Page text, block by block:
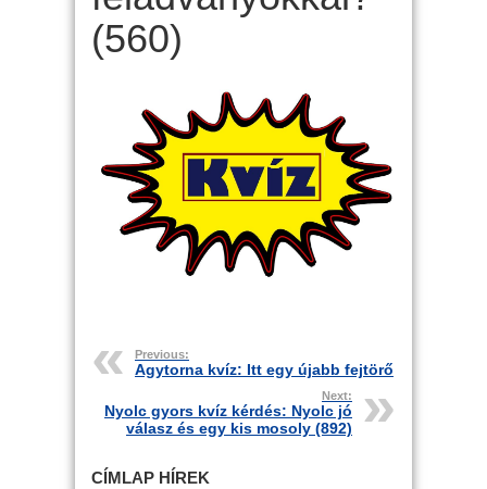
(560)
Previous:
Agytorna kvíz: Itt egy újabb fejtörő
Next:
Nyolc gyors kvíz kérdés: Nyolc jó
válasz és egy kis mosoly (892)
CÍMLAP HÍREK